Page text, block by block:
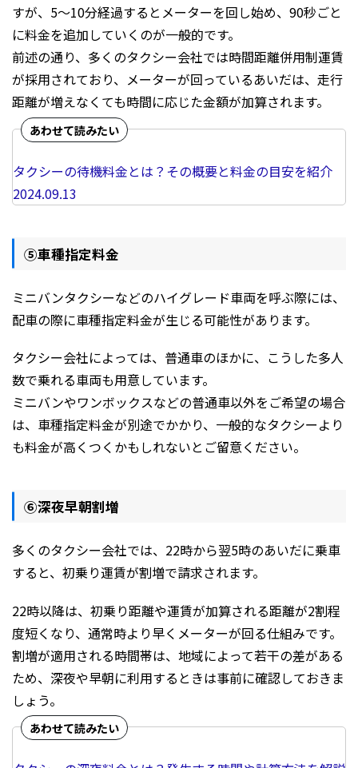
すが、5～10分経過するとメーターを回し始め、90秒ごと
に料金を追加していくのが一般的です。
前述の通り、多くのタクシー会社では時間距離併用制運賃
が採用されており、メーターが回っているあいだは、走行
距離が増えなくても時間に応じた金額が加算されます。
タクシーの待機料金とは？その概要と料金の目安を紹介
2024.09.13
⑤車種指定料金
ミニバンタクシーなどのハイグレード車両を呼ぶ際には、
配車の際に車種指定料金が生じる可能性があります。
タクシー会社によっては、普通車のほかに、こうした多人
数で乗れる車両も用意しています。
ミニバンやワンボックスなどの普通車以外をご希望の場合
は、車種指定料金が別途でかかり、一般的なタクシーより
も料金が高くつくかもしれないとご留意ください。
⑥深夜早朝割増
多くのタクシー会社では、22時から翌5時のあいだに乗車
すると、初乗り運賃が割増で請求されます。
22時以降は、初乗り距離や運賃が加算される距離が2割程
度短くなり、通常時より早くメーターが回る仕組みです。
割増が適用される時間帯は、地域によって若干の差がある
ため、深夜や早朝に利用するときは事前に確認しておきま
しょう。